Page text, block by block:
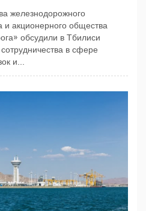
железнодорожного
и акционерного общества
обсудили в Тбилиси
в сфере
и...